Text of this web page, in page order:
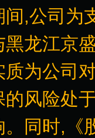
,公司为
黑龙江京
质为公司
风险处
。同时,《